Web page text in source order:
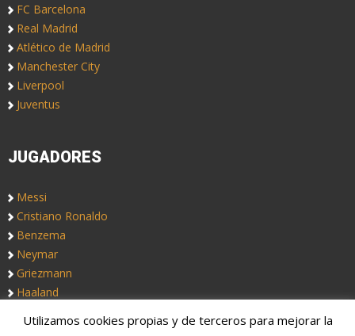
FC Barcelona
Real Madrid
Atlético de Madrid
Manchester City
Liverpool
Juventus
JUGADORES
Messi
Cristiano Ronaldo
Benzema
Neymar
Griezmann
Haaland
Utilizamos cookies propias y de terceros para mejorar la